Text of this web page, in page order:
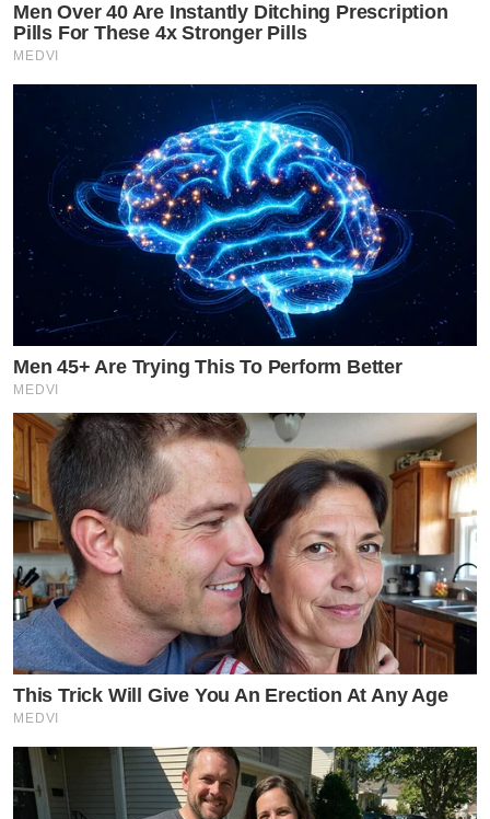
Men Over 40 Are Instantly Ditching Prescription
Pills For These 4x Stronger Pills
MEDVI
Men 45+ Are Trying This To Perform Better
MEDVI
This Trick Will Give You An Erection At Any Age
MEDVI